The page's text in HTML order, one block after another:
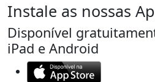
Instale as nossas
Disponível
iPad e Android